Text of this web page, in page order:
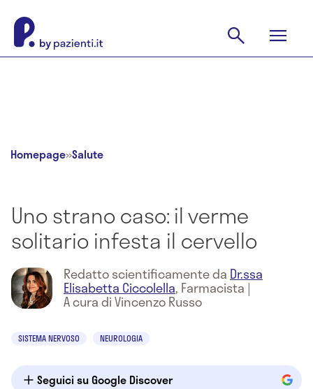
Homepage»Salute
Uno strano caso: il verme
solitario infesta il cervello
Redatto scientificamente da Dr.ssa
Elisabetta Ciccolella, Farmacista |
A cura di Vincenzo Russo
SISTEMA NERVOSO NEUROLOGIA
Seguici su Google Discover